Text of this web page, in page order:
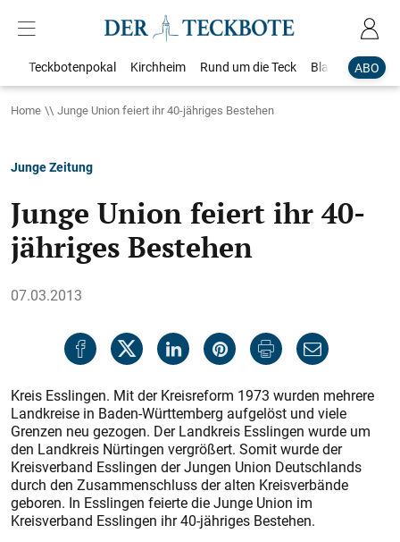
ABO
Teckbotenpokal Kirchheim Rund um die Teck Blaulicht
Home Junge Union feiert ihr 40-jähriges Bestehen
Junge Zeitung
Junge Union feiert ihr 40-
jähriges Bestehen
07.03.2013
Kreis Esslingen. Mit der Kreisreform 1973 wurden mehrere
Landkreise in Baden-Württemberg aufgelöst und viele
Grenzen neu gezogen. Der Landkreis Esslingen wurde um
den Landkreis Nürtingen vergrößert. Somit wurde der
Kreisverband Esslingen der Jungen Union Deutschlands
durch den Zusammenschluss der alten Kreisverbände
geboren. In Esslingen feierte die Junge Union im
Kreisverband Esslingen ihr 40-jähriges Bestehen.